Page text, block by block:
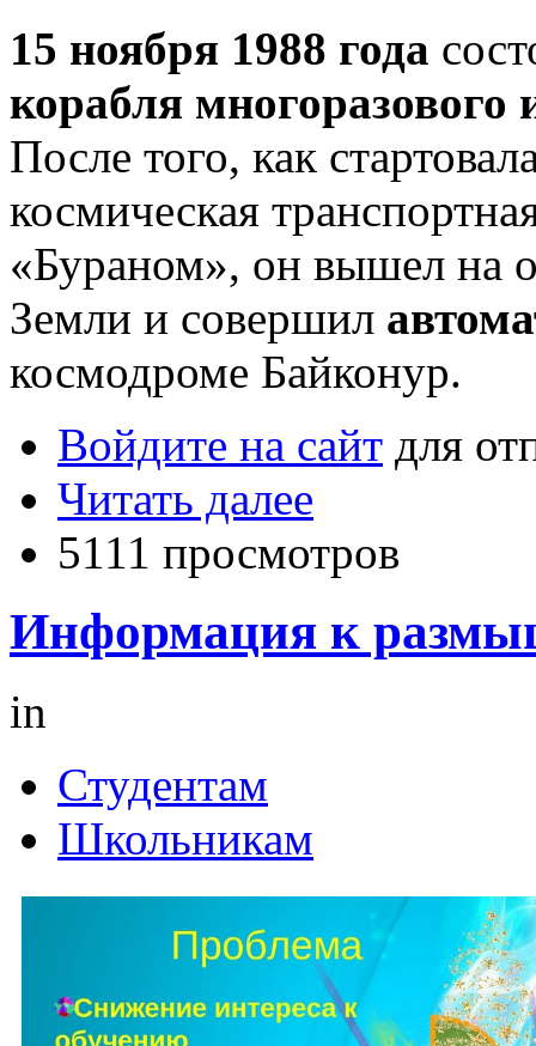
15 ноября 1988 года
корабля многоразового
После того, как
космическая
«Бураном», он вышел на
Земли и совершил
космодроме Байконур.
Войдите на сайт для
Читать далее
5111 просмотров
Информация к
in
Студентам
Школьникам